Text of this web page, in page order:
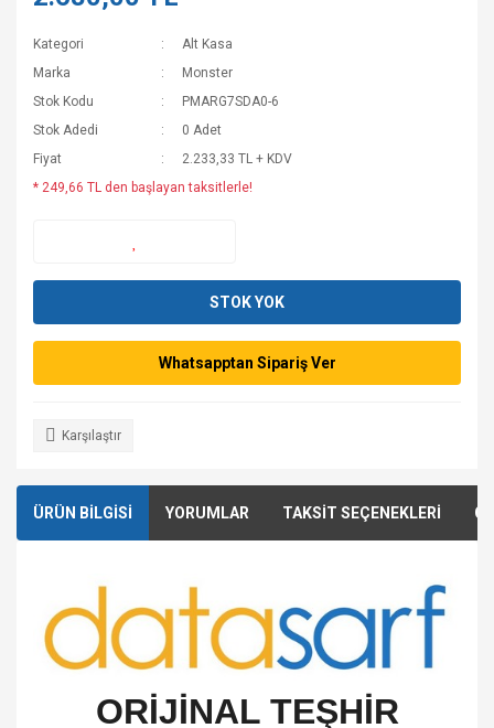
Kategori
Alt Kasa
Marka
Monster
Stok Kodu
PMARG7SDA0-6
Stok Adedi
0 Adet
Fiyat
2.233,33 TL + KDV
* 249,66 TL den başlayan taksitlerle!
STOK YOK
Whatsapptan Sipariş Ver
Karşılaştır
ÜRÜN BİLGİSİ YORUMLAR TAKSİT SEÇENEKLERİ
ORİJİNAL TEŞHİR